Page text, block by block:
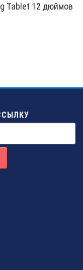
Tablet 12 дюймов